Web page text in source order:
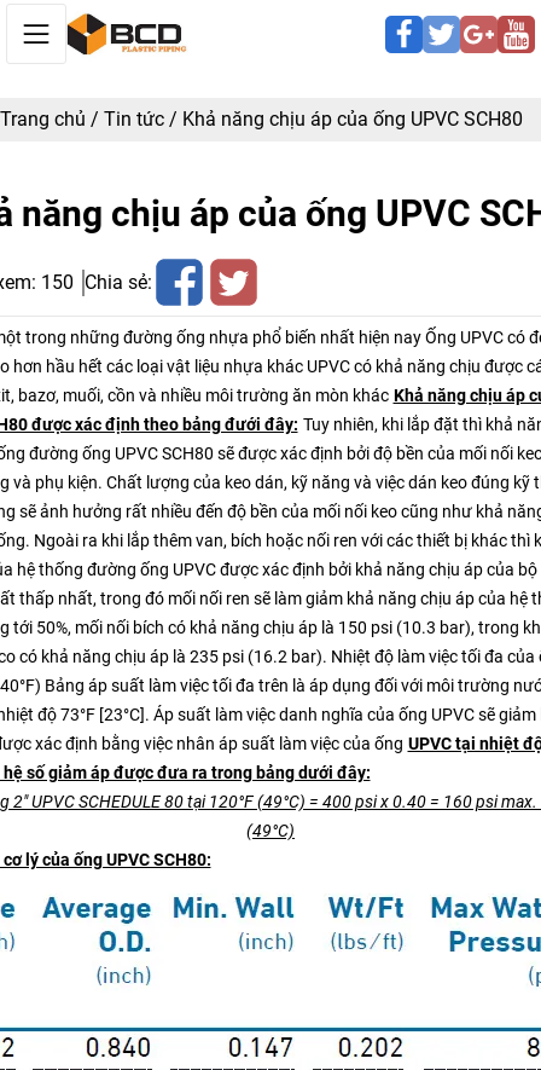
Trang chủ / Tin tức / Khả năng chịu áp của ống UPVC SCH80
năng chịu áp của ống UPVC
150 Chia sẻ:
trong những đường ống nhựa phổ biến nhất hiện nay Ống UPVC có
hơn hầu hết các loại vật liệu nhựa khác UPVC có khả năng chịu được
bazơ, muối, cồn và nhiều môi trường ăn mòn khác Khả năng chịu áp
được xác định theo bảng đưới đây: Tuy nhiên, khi lắp đặt thì khả
đường ống UPVC SCH80 sẽ được xác định bởi độ bền của mối nối
và phụ kiện. Chất lượng của keo dán, kỹ năng và việc dán keo đúng kỹ
sẽ ảnh hưởng rất nhiều đến độ bền của mối nối keo cũng như khả
Ngoài ra khi lắp thêm van, bích hoặc nối ren với các thiết bị khác thì
hệ thống đường ống UPVC được xác định bởi khả năng chịu áp của
thấp nhất, trong đó mối nối ren sẽ làm giảm khả năng chịu áp của hệ
tới 50%, mối nối bích có khả năng chịu áp là 150 psi (10.3 bar), trong
có khả năng chịu áp là 235 psi (16.2 bar). Nhiệt độ làm việc tối đa của
Bảng áp suất làm việc tối đa trên là áp dụng đối với môi trường
độ 73°F [23°C]. Áp suất làm việc danh nghĩa của ống UPVC sẽ
xác định bằng việc nhân áp suất làm việc của ống UPVC tại nhiệt
hệ số giảm áp được đưa ra trong bảng dưới đây:
2″ UPVC SCHEDULE 80 tại 120°F (49°C) = 400 psi x 0.40 = 160 psi
(49°C)
lý của ống UPVC SCH80: